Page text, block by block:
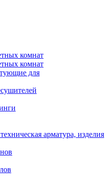
комнат
комнат
для
арматура, изделия